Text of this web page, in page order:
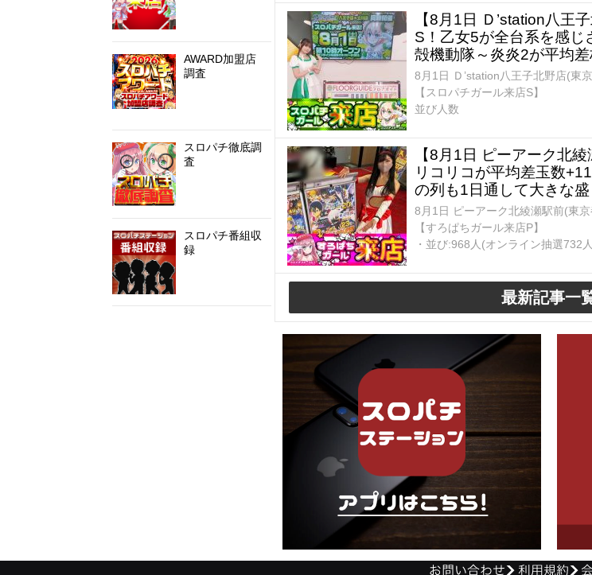
AWARD加盟店
調査
スロパチ徹底調
査
スロパチ番組収
録
【8月1日 Ｄ’station八王
S！乙女5が全台系を感じ
殻機動隊～炎炎2が平均
8月1日 Ｄ’station八王子北野店(東
【スロパチガール来店S】
並び人数
【8月1日 ピーアーク北
リコリコが平均差玉数
の列も1日通して大きな
8月1日 ピーアーク北綾瀬駅前(東京
【すろぱちガール来店P】
・並び:968人(オンライン抽選732
最新記事一